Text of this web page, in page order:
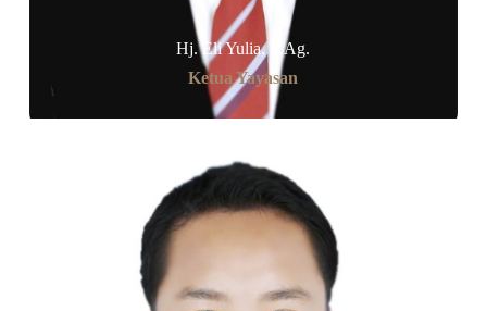
Hj. Eli Yulia, S.Ag.
Ketua Yayasan